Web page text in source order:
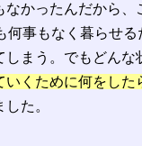
かったんだから、
何事もなく暮らせ
しまう。でもどんな
いくために何をした
た。